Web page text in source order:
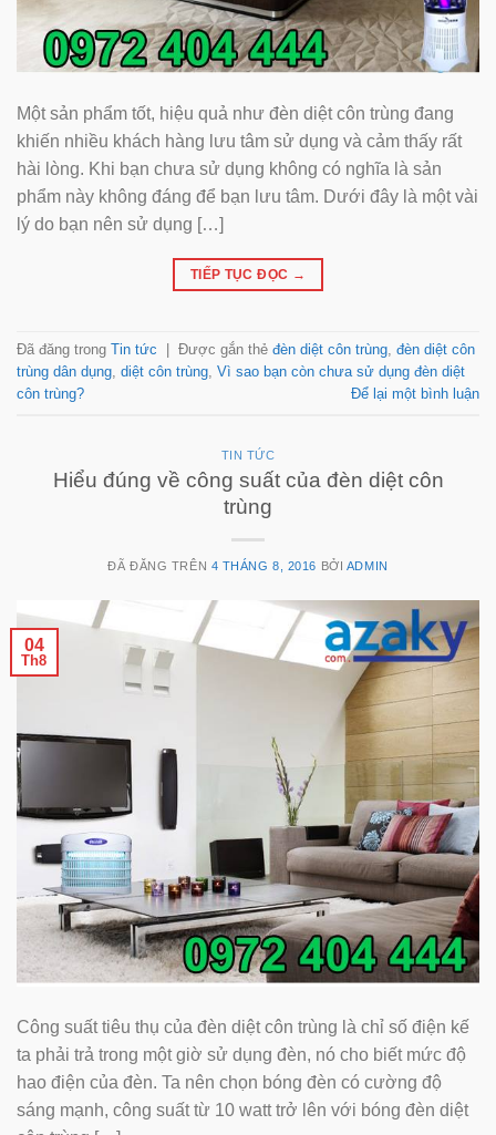
Một sản phẩm tốt, hiệu quả như đèn diệt côn trùng đang
khiến nhiều khách hàng lưu tâm sử dụng và cảm thấy rất
hài lòng. Khi bạn chưa sử dụng không có nghĩa là sản
phẩm này không đáng để bạn lưu tâm. Dưới đây là một vài
lý do bạn nên sử dụng […]
TIẾP TỤC ĐỌC →
Đã đăng trong Tin tức Được gắn thẻ đèn diệt côn trùng đèn diệt côn
trùng dân dụng diệt côn trùng Vì sao bạn còn chưa sử dụng đèn diệt
côn trùng?
Để lại một bình luận
TIN TỨC
Hiểu đúng về công suất của đèn diệt côn
trùng
ĐÃ ĐĂNG TRÊN 4 THÁNG 8, 2016 BỞI ADMIN
04
Th8
Công suất tiêu thụ của đèn diệt côn trùng là chỉ số điện kế
ta phải trả trong một giờ sử dụng đèn, nó cho biết mức độ
hao điện của đèn. Ta nên chọn bóng đèn có cường độ
sáng mạnh, công suất từ 10 watt trở lên với bóng đèn diệt